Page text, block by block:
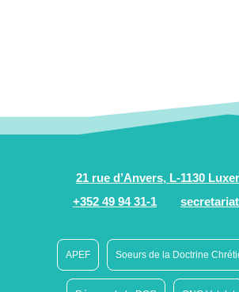
21 rue d’Anvers, L-1130
+352 49 94 31-1
APEF Soeurs de la Doctrine